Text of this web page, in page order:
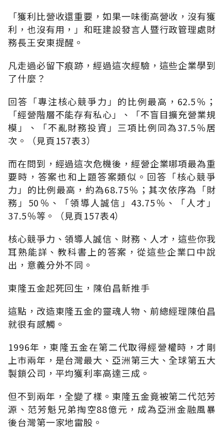
「獲利比營收還重要，如果一味衝高營收，沒有獲
利，也沒有用，」和旺建設發言人暨行政管理處財
務長王安東提醒。
凡走過必留下痕跡，經過這次經驗，這些企業學到
了什麼？
回答「專注核心競爭力」的比例最高，62.5％；
「經營階層不能存有私心」、「不盲目擴充營業規
模」、「不亂財務投資」三項比例同為37.5％居
次。（見頁157表3）
而在問到，經過這次危機後，經營企業哪項最為重
要時，答案也和上題答案類似。回答「核心競爭
力」的比例最高，約為68.75％；其次依序為「財
務」50％、「領導人誠信」43.75％、「人才」
37.5％等。（見頁157表4）
核心競爭力、領導人誠信、財務、人才，這些你我
耳熟能詳、教科書上的答案，從這些企業口中說
出，意義分外不同。
東隆五金起死回生，陳伯昌新推手
這點，改造東隆五金的靈魂人物、前總經理陳伯昌
就很有感觸。
1996年，東隆五金在第二代取得經營權時，才剛
上巿兩年，是台灣最大、亞洲第三大、全球第五大
製鎖公司，平均獲利率高達三成。
但不到兩年，全變了樣。東隆五金竟被第二代范芳
源、范芳魁兄弟掏空88億元，成為亞洲金融風暴
後台灣第一家地雷股。